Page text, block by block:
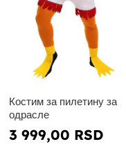
Костим за пилетину за
одрасле
3 999,00 RSD